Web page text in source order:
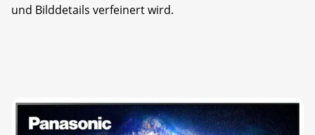
und Bilddetails verfeinert wird.